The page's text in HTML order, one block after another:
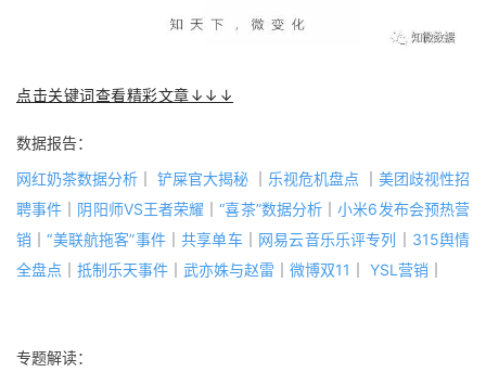
点击关键词查看精彩文章↓↓↓
数据报告：
网红奶茶数据分析
铲屎官大揭秘 乐视危机盘点
美团歧视性招
聘事件
阴阳师VS王者荣耀 ｜“喜茶”数据分析 ｜小米6发布会预热营
销 ｜“美联航拖客”事件｜共享单车｜ 网易云音乐乐评专列
315舆情
全盘点
抵制乐天事件 武亦姝与赵雷 微博双11 YSL营销
专题解读：